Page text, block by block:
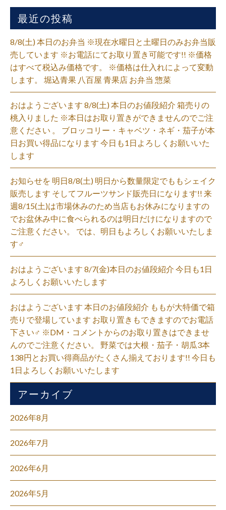
最近の投稿
8/8(土) 本日のお弁当 ※現在水曜日と土曜日のみお弁当販
売しています ※お電話にてお取り置き可能です!! ※価格
はすべて税込み価格です。 ※価格は仕入れによって変動
します。 堀込青果 八百屋 青果店 お弁当 惣菜
おはようございます 8/8(土) 本日のお値段紹介 箱売りの
桃入りました ※本日はお取り置きができませんのでご注
意ください 。 ブロッコリー・キャベツ・ネギ・茄子が本
日お買い得品になります 今日も1日よろしくお願いいた
します
お知らせを 明日8/8(土) 明日から数量限定でももシェイク
販売します そしてフルーツサンド販売日になります!! 来
週8/15(土)は市場休みのため当店もお休みになりますの
でお盆休み中に食べられるのは明日だけになりますので
ご注意ください。 では、明日もよろしくお願いいたしま
す‍♂️
おはようございます 8/7(金)本日のお値段紹介 今日も1日
よろしくお願いいたします
おはようございます 本日のお値段紹介 ももが大特価で箱
売りで登場しています お取り置きもできますのでお電話
下さい‍♂️ ※DM・コメントからのお取り置きはできませ
んのでご注意ください。 野菜では大根・茄子・胡瓜3本
138円とお買い得商品がたくさん揃えております!! 今日も
1日よろしくお願いいたします
アーカイブ
2026年8月
2026年7月
2026年6月
2026年5月